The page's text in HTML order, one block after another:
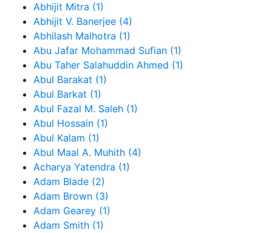
Abhijit Mitra (1)
Abhijit V. Banerjee (4)
Abhilash Malhotra (1)
Abu Jafar Mohammad Sufian (1)
Abu Taher Salahuddin Ahmed (1)
Abul Barakat (1)
Abul Barkat (1)
Abul Fazal M. Saleh (1)
Abul Hossain (1)
Abul Kalam (1)
Abul Maal A. Muhith (4)
Acharya Yatendra (1)
Adam Blade (2)
Adam Brown (3)
Adam Gearey (1)
Adam Smith (1)